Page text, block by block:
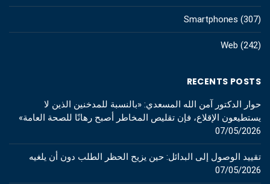
Smartphones (307)
Web (242)
RECENTS POSTS
حوار الدكتور آمن الله المسعدي: «بالنسبة للمدخنين الذين لا
يستطيعون الإقلاع، فإن تقليص المخاطر أصبح رهانًا للصحة العامة»
07/05/2026
تقييد الوصول إلى البدائل: حين يزيح الحظر الطلب دون أن يلغيه
07/05/2026